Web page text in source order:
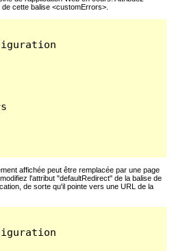
cette balise <customErrors>.
affichée peut être remplacée par une page
l'attribut "defaultRedirect" de la balise de
de sorte qu'il pointe vers une URL de la